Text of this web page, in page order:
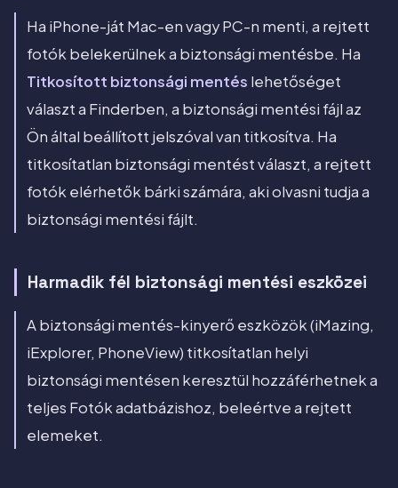
Ha iPhone-ját Mac-en vagy PC-n menti, a rejtett
fotók belekerülnek a biztonsági mentésbe. Ha
Titkosított biztonsági mentés lehetőséget
választ a Finderben, a biztonsági mentési fájl az
Ön által beállított jelszóval van titkosítva. Ha
titkosítatlan biztonsági mentést választ, a rejtett
fotók elérhetők bárki számára, aki olvasni tudja a
biztonsági mentési fájlt.
Harmadik fél biztonsági mentési eszközei
A biztonsági mentés-kinyerő eszközök (iMazing,
iExplorer, PhoneView) titkosítatlan helyi
biztonsági mentésen keresztül hozzáférhetnek a
teljes Fotók adatbázishoz, beleértve a rejtett
elemeket.